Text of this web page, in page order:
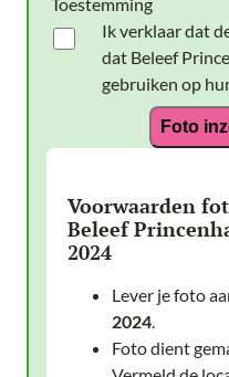
Ik verklaar dat
dat Beleef
gebruiken op
Foto
Voorwaarden
Beleef
2024
Lever je foto
2024.
Foto dient